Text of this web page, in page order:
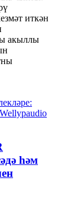
иткән
акыллы
һәм